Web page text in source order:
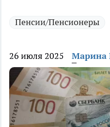
Пенсии/Пенсионеры
26 июля 2025 Марина